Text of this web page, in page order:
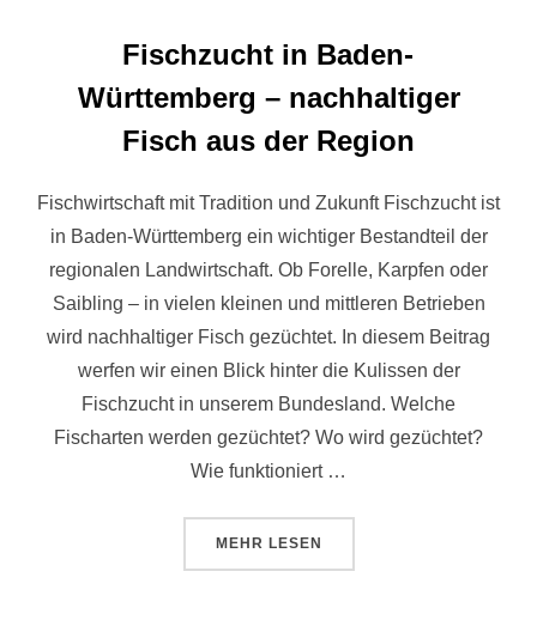
Fischzucht in Baden-
Württemberg – nachhaltiger
Fisch aus der Region
Fischwirtschaft mit Tradition und Zukunft Fischzucht ist
in Baden-Württemberg ein wichtiger Bestandteil der
regionalen Landwirtschaft. Ob Forelle, Karpfen oder
Saibling – in vielen kleinen und mittleren Betrieben
wird nachhaltiger Fisch gezüchtet. In diesem Beitrag
werfen wir einen Blick hinter die Kulissen der
Fischzucht in unserem Bundesland. Welche
Fischarten werden gezüchtet? Wo wird gezüchtet?
Wie funktioniert …
MEHR LESEN